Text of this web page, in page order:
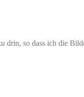
drin, so dass ich die